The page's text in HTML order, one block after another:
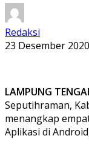
Redaksi
23 Desember 2020
LAMPUNG
Seputihraman,
menangkap
Aplikasi di